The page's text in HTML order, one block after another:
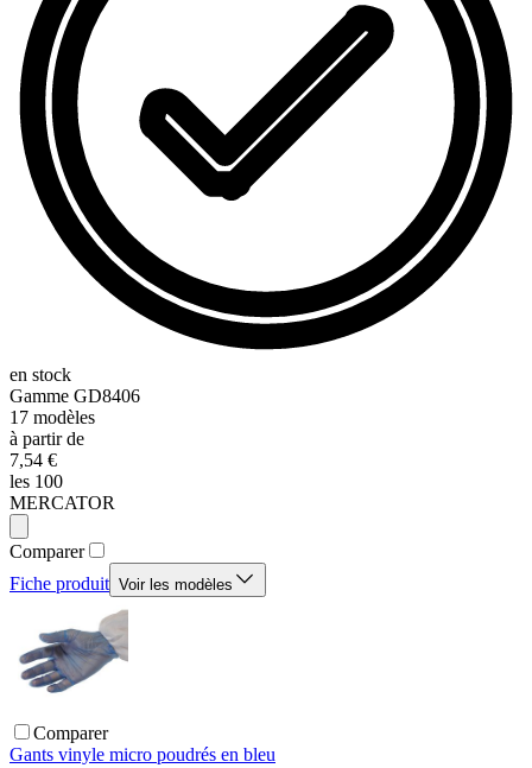
en stock
Gamme GD8406
17 modèles
à partir de
7,54 €
les 100
MERCATOR
Comparer
Fiche produit Voir les modèles
Comparer
Gants vinyle micro poudrés en bleu